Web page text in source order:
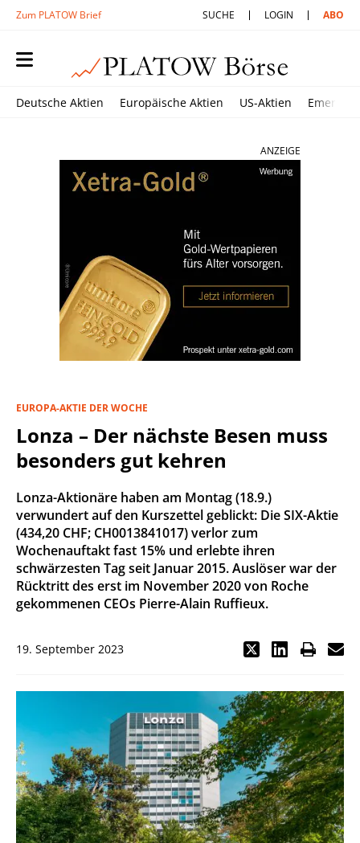
Zum PLATOW Brief SUCHE LOGIN ABO
Deutsche Aktien Europäische Aktien US-Aktien
ANZEIGE
EUROPA-AKTIE DER WOCHE
Lonza – Der nächste Besen muss
besonders gut kehren
Lonza-Aktionäre haben am Montag (18.9.)
verwundert auf den Kurszettel geblickt: Die SIX-Aktie
(434,20 CHF; CH0013841017) verlor zum
Wochenauftakt fast 15% und erlebte ihren
schwärzesten Tag seit Januar 2015. Auslöser war der
Rücktritt des erst im November 2020 von Roche
gekommenen CEOs Pierre-Alain Ruffieux.
19. September 2023